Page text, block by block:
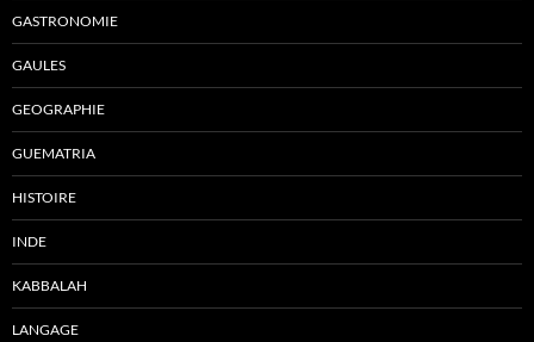
GASTRONOMIE
GAULES
GEOGRAPHIE
GUEMATRIA
HISTOIRE
INDE
KABBALAH
LANGAGE